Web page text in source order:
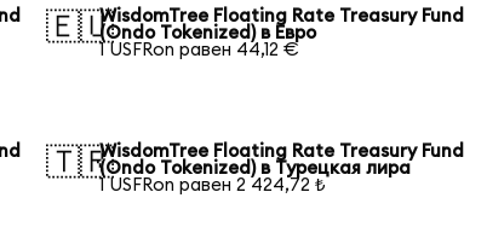
🇪🇺WisdomTree Floating Rate Treasury Fund
(Ondo Tokenized) в Евро
1 USFRon равен 44,12 €
🇹🇷WisdomTree Floating Rate Treasury Fund
(Ondo Tokenized) в Турецкая лира
1 USFRon равен 2 424,72 ₺